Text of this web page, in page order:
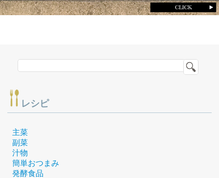
レシピ
主菜
副菜
汁物
簡単おつまみ
発酵食品